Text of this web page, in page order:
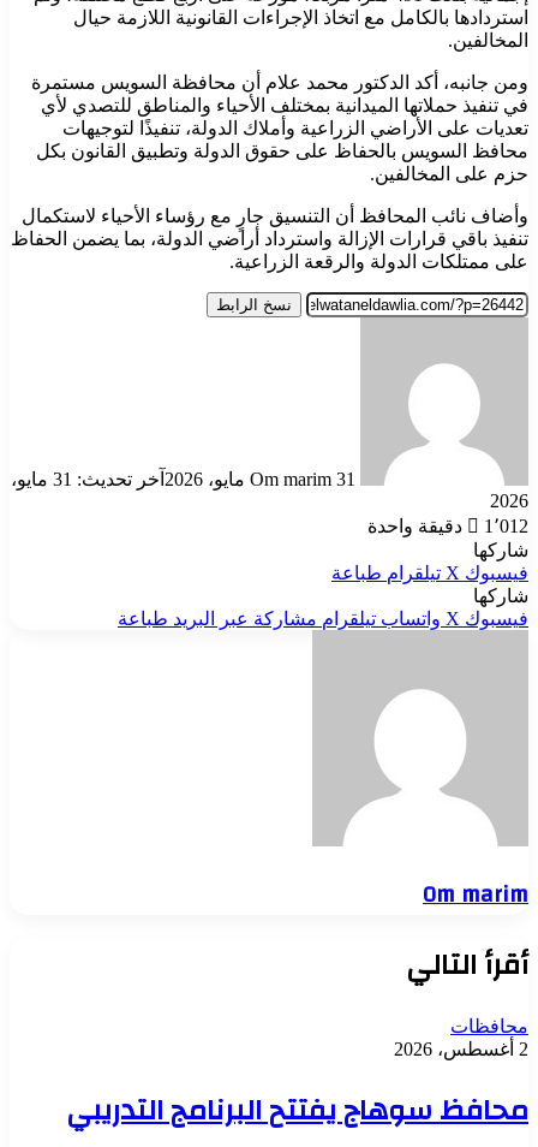
استردادها بالكامل مع اتخاذ الإجراءات القانونية اللازمة حيال
المخالفين.
ومن جانبه، أكد الدكتور محمد علام أن محافظة السويس مستمرة
في تنفيذ حملاتها الميدانية بمختلف الأحياء والمناطق للتصدي لأي
تعديات على الأراضي الزراعية وأملاك الدولة، تنفيذًا لتوجيهات
محافظ السويس بالحفاظ على حقوق الدولة وتطبيق القانون بكل
حزم على المخالفين.
وأضاف نائب المحافظ أن التنسيق جارٍ مع رؤساء الأحياء لاستكمال
تنفيذ باقي قرارات الإزالة واسترداد أراضي الدولة، بما يضمن الحفاظ
على ممتلكات الدولة والرقعة الزراعية.
نسخ الرابط
Om marim 31 مايو، 2026
آخر تحديث: 31 مايو،
2026
1٬012
دقيقة واحدة
شاركها
فيسبوك ‫X تيلقرام طباعة
شاركها
فيسبوك ‫X واتساب تيلقرام مشاركة عبر البريد طباعة
Om marim
أقرأ التالي
محافظات
2 أغسطس، 2026
محافظ سوهاج يفتتح البرنامج التدريبي